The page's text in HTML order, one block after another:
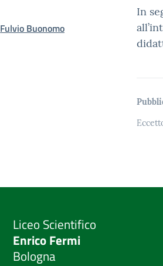
In
Fulvio Buonomo
Liceo Scientifico
Enrico Fermi
Bologna